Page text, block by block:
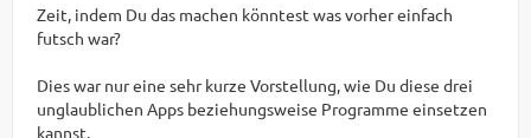
Zeit, indem Du das machen könntest was vorher einfach
futsch war?
Dies war nur eine sehr kurze Vorstellung, wie Du diese drei
unglaublichen Apps beziehungsweise Programme einsetzen
kannst.